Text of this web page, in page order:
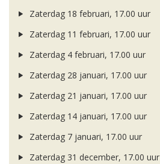
Zaterdag 18 februari, 17.00 uur
Zaterdag 11 februari, 17.00 uur
Zaterdag 4 februari, 17.00 uur
Zaterdag 28 januari, 17.00 uur
Zaterdag 21 januari, 17.00 uur
Zaterdag 14 januari, 17.00 uur
Zaterdag 7 januari, 17.00 uur
Zaterdag 31 december, 17.00 uur